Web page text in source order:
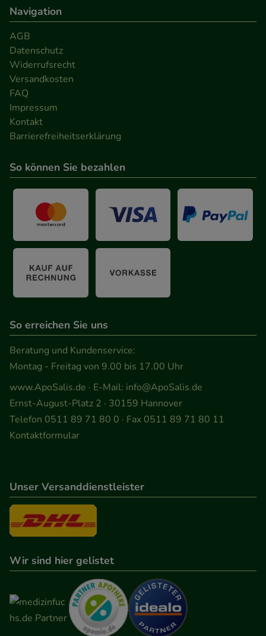
auch auf Ihre Bedürfnisse zugeschrittene Inhalte
anzuzeigen und unser Partnerprogramm zu
betreiben.
Statistik & Tracking:
Informationen über die Art und Weise der Nutzung
unserer Website sammeln, mit deren Hilfe wir
unsere Website weiter für Sie optimieren können,
Werbung auf Drittseiten möglichst relevant für Sie
zu gestalten. Bitte beachten Sie, dass Daten hierfür
teilweise an Dritte wie z.B. Google oder soziale
Medien übertragen werden.
Navigation
AGB
Datenschutz
Widerrufsrecht
Versandkosten
FAQ
Impressum
Kontakt
Barrierefreiheitserklärung
So können Sie bezahlen
So erreichen Sie uns
Beratung und Kundenservice:
Montag - Freitag von 9.00 bis 17.00 Uhr
www.ApoSalis.de · E-Mail: info@ApoSalis.de
Ernst-August-Platz 2 · 30159 Hannover
Telefon 0511 89 71 80 0 · Fax 0511 89 71 80 11
Kontaktformular
Unser Versanddienstleister
Wir sind hier gelistet